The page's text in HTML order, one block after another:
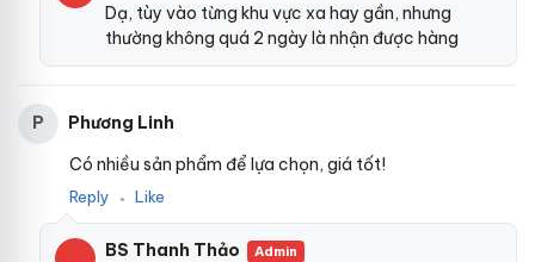
Dạ, tùy vào từng khu vực xa hay gần, nhưng
thường không quá 2 ngày là nhận được hàng
P
Phương Linh
Có nhiều sản phẩm để lựa chọn, giá tốt!
Reply ● Like
BS Thanh Thảo Admin